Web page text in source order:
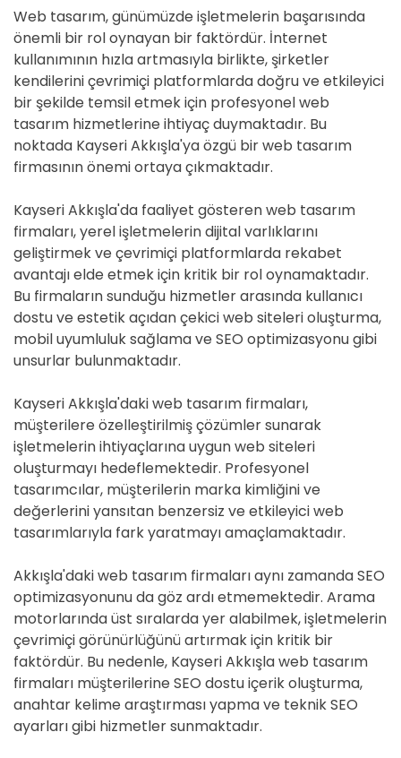
Web tasarım, günümüzde işletmelerin başarısında
önemli bir rol oynayan bir faktördür. İnternet
kullanımının hızla artmasıyla birlikte, şirketler
kendilerini çevrimiçi platformlarda doğru ve etkileyici
bir şekilde temsil etmek için profesyonel web
tasarım hizmetlerine ihtiyaç duymaktadır. Bu
noktada Kayseri Akkışla'ya özgü bir web tasarım
firmasının önemi ortaya çıkmaktadır.
Kayseri Akkışla'da faaliyet gösteren web tasarım
firmaları, yerel işletmelerin dijital varlıklarını
geliştirmek ve çevrimiçi platformlarda rekabet
avantajı elde etmek için kritik bir rol oynamaktadır.
Bu firmaların sunduğu hizmetler arasında kullanıcı
dostu ve estetik açıdan çekici web siteleri oluşturma,
mobil uyumluluk sağlama ve SEO optimizasyonu gibi
unsurlar bulunmaktadır.
Kayseri Akkışla'daki web tasarım firmaları,
müşterilere özelleştirilmiş çözümler sunarak
işletmelerin ihtiyaçlarına uygun web siteleri
oluşturmayı hedeflemektedir. Profesyonel
tasarımcılar, müşterilerin marka kimliğini ve
değerlerini yansıtan benzersiz ve etkileyici web
tasarımlarıyla fark yaratmayı amaçlamaktadır.
Akkışla'daki web tasarım firmaları aynı zamanda SEO
optimizasyonunu da göz ardı etmemektedir. Arama
motorlarında üst sıralarda yer alabilmek, işletmelerin
çevrimiçi görünürlüğünü artırmak için kritik bir
faktördür. Bu nedenle, Kayseri Akkışla web tasarım
firmaları müşterilerine SEO dostu içerik oluşturma,
anahtar kelime araştırması yapma ve teknik SEO
ayarları gibi hizmetler sunmaktadır.